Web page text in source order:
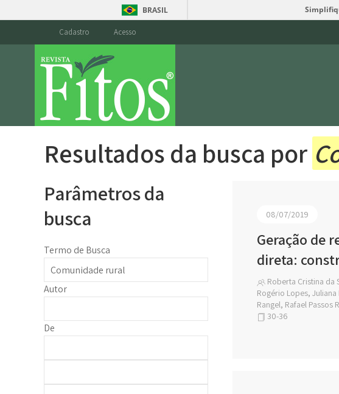
BRASIL
Cadastro Acesso
Resultados da busca por
Parâmetros da
busca
Termo de Busca
Autor
De
08/07/2019
Geração de
direta:
Roberta Cristina da
Rogério Lopes,
Rangel, Rafael Passos
30-36